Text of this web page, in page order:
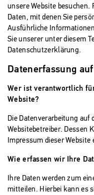
unsere Website besuchen.
Daten, mit denen Sie
Ausführliche
Sie unserer unter diesem
Datenschutzerklärung.
Datenerfassung
Wer ist verantwortlich
Website?
Die Datenverarbeitung auf
Websitebetreiber. Dessen
Impressum dieser Website
Wie erfassen wir Ihre
Ihre Daten werden zum
mitteilen. Hierbei kann es